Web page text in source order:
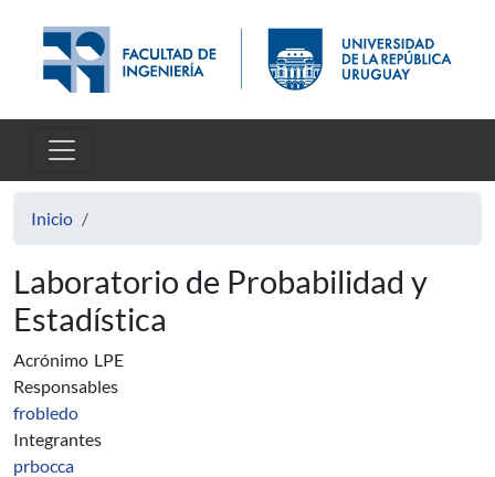
Inicio
Laboratorio de Probabilidad y
Estadística
Acrónimo LPE
Responsables
frobledo
Integrantes
prbocca